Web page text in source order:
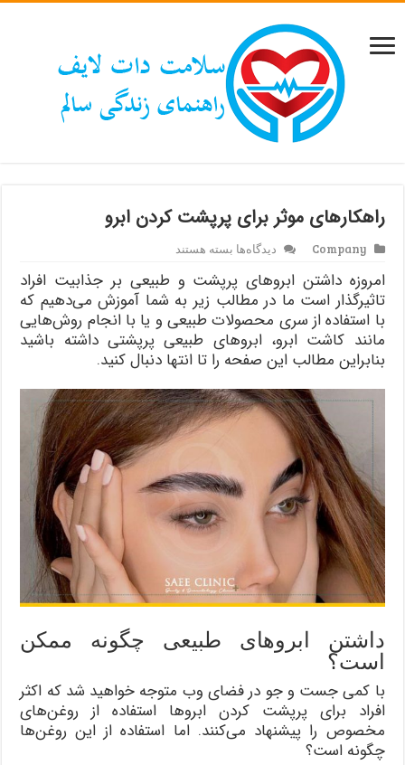
راهکارهای موثر برای پرپشت کردن ابرو
Company دیدگاه‌ها برای
موثر
برای
پرپشت
کردن
ابرو
بسته هستند
امروزه داشتن ابروهای پرپشت و طبیعی بر جذابیت افراد
تاثیرگذار است ما در مطالب زیر به شما آموزش می‌دهیم که
با استفاده از سری محصولات طبیعی و یا با انجام روش‌هایی
مانند کاشت ابرو، ابروهای طبیعی پرپشتی داشته باشید
بنابراین مطالب این صفحه را تا انتها دنبال کنید.
داشتن ابروهای طبیعی چگونه ممکن
است؟
با کمی جست و جو در فضای وب متوجه خواهید شد که اکثر
افراد برای پرپشت کردن ابروها استفاده از روغن‌های
مخصوص را پیشنهاد می‌کنند. اما استفاده از این روغن‌ها
چگونه است؟